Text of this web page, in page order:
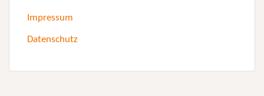
Impressum
Datenschutz